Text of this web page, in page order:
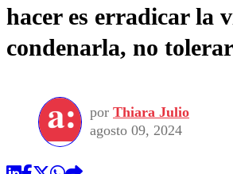
hacer es erradicar la
condenarla, no
por Thiara Julio
agosto 09, 2024